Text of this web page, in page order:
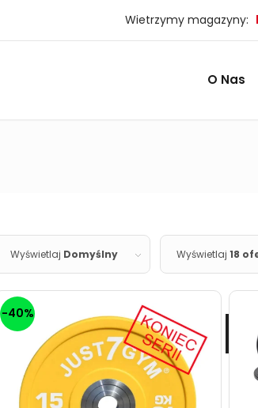
O Nas
Wyświetlaj Domyślny Wyświetlaj 18
-40%